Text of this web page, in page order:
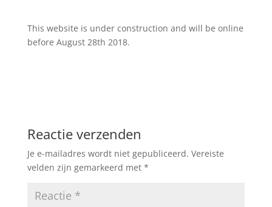
This website is under construction and will be online
before August 28th 2018.
Reactie verzenden
Je e-mailadres wordt niet gepubliceerd. Vereiste
velden zijn gemarkeerd met *